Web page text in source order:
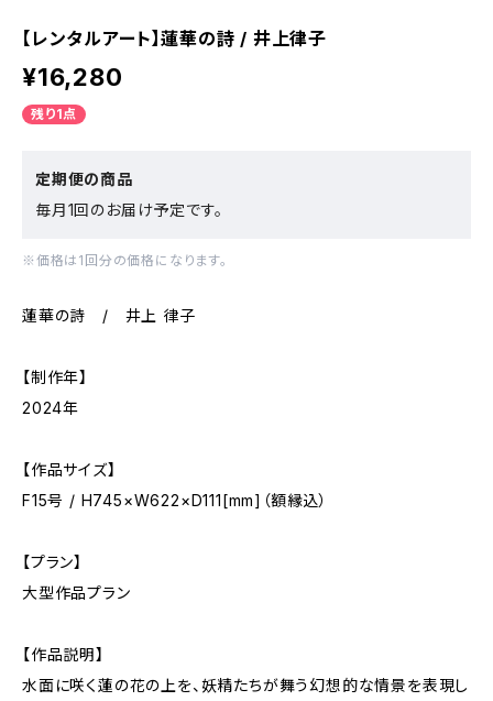
【レンタルアート】蓮華の詩 / 井上律子
¥16,280
残り1点
定期便の商品
毎月1回のお届け予定です。
※価格は1回分の価格になります。
蓮華の詩 / 井上 律子
【制作年】
2024年
【作品サイズ】
F15号 / H745×W622×D111[mm]（額縁込）
【プラン】
大型作品プラン
【作品説明】
水面に咲く蓮の花の上を、妖精たちが舞う幻想的な情景を表現し